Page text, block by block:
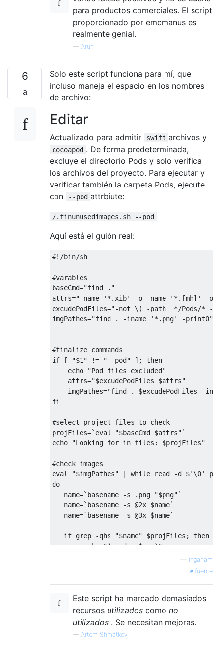
para productos comerciales. El script
proporcionado por emcmanus es
realmente genial.
— Arun
6
Solo este script funciona para mí, que
incluso maneja el espacio en los nombres
de archivo:
Editar
Actualizado para admitir swift archivos y
cocoapod . De forma predeterminada,
excluye el directorio Pods y solo verifica
los archivos del proyecto. Para ejecutar y
verificar también la carpeta Pods, ejecute
con
--pod attrbiute:
/.finunusedimages.sh --pod
Aquí está el guión real:
#!/bin/sh
#varables
baseCmd="find ."
attrs="-name '*.xib' -o -name '*.[mh]' -o
excudePodFiles="-not \( -path  */Pods/* -
imgPathes="find . -iname '*.png' -print0"
#finalize commands
if
[ "$1" != "--pod" ];
then
    echo
"Pod files excluded"
    attrs
="$excudePodFiles $attrs"
    imgPathes
="find . $excudePodFiles -
fi
#select project files to check
projFiles=`eval "$baseCmd $attrs"`
echo
"Looking for in files: $projFiles"
#check images
eval
"$imgPathes" | while read -d $'\0'
do
   name
=`basename -s .png "$png"`
   name
=`basename -s @2x $name`
   name
=`basename -s @3x $name`
if grep -qhs "$name" $projFiles ;
then
        echo
"(used - $png)"
done
ingaham
fuente
Este script ha marcado demasiados
recursos utilizados como no
utilizados . Se necesitan mejoras.
— Artem Shmatkov